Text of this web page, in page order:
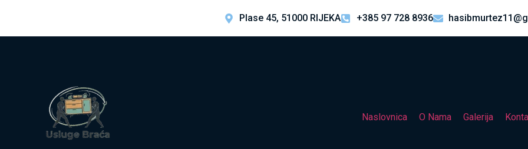
Plase 45, 51000 RIJEKA +385 97 728 8936
Naslovnica O Nama Galerija